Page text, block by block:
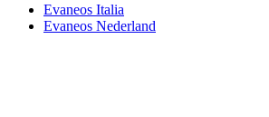
Evaneos Italia
Evaneos Nederland